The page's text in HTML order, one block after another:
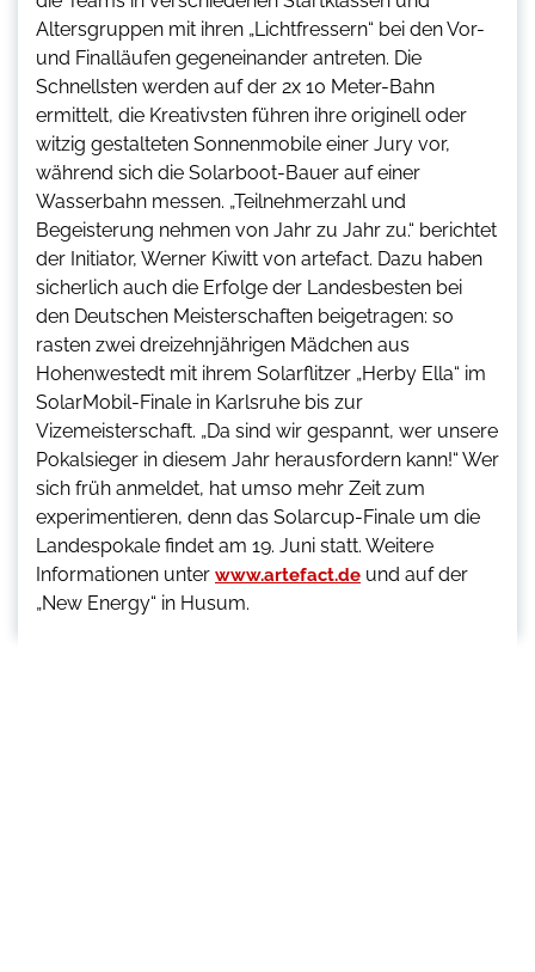
Altersgruppen mit ihren „Lichtfressern“ bei den Vor-
und Finalläufen gegeneinander antreten. Die
Schnellsten werden auf der 2x 10 Meter-Bahn
ermittelt, die Kreativsten führen ihre originell oder
witzig gestalteten Sonnenmobile einer Jury vor,
während sich die Solarboot-Bauer auf einer
Wasserbahn messen. „Teilnehmerzahl und
Begeisterung nehmen von Jahr zu Jahr zu.“ berichtet
der Initiator, Werner Kiwitt von artefact. Dazu haben
sicherlich auch die Erfolge der Landesbesten bei
den Deutschen Meisterschaften beigetragen: so
rasten zwei dreizehnjährigen Mädchen aus
Hohenwestedt mit ihrem Solarflitzer „Herby Ella“ im
SolarMobil-Finale in Karlsruhe bis zur
Vizemeisterschaft. „Da sind wir gespannt, wer unsere
Pokalsieger in diesem Jahr herausfordern kann!“ Wer
sich früh anmeldet, hat umso mehr Zeit zum
experimentieren, denn das Solarcup-Finale um die
Landespokale findet am 19. Juni statt. Weitere
Informationen unter www.artefact.de und auf der
„New Energy“ in Husum.